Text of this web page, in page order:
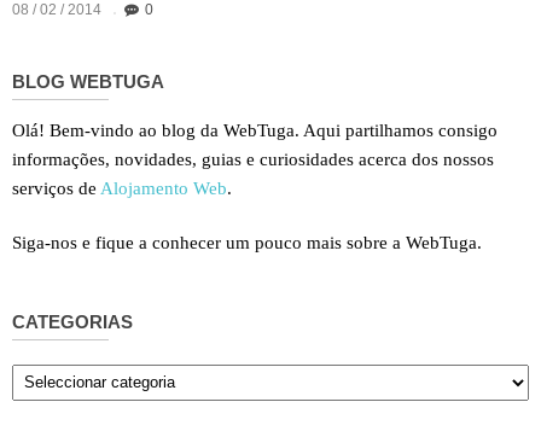
08 / 02 / 2014 0
BLOG WEBTUGA
Olá! Bem-vindo ao blog da WebTuga. Aqui partilhamos consigo
informações, novidades, guias e curiosidades acerca dos nossos
serviços de Alojamento Web.
Siga-nos e fique a conhecer um pouco mais sobre a WebTuga.
CATEGORIAS
Categorias